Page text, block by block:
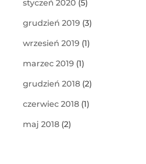
styczeń 2020 (5)
grudzień 2019 (3)
wrzesień 2019 (1)
marzec 2019 (1)
grudzień 2018(2)
czerwiec 2018(1)
maj 2018(2)